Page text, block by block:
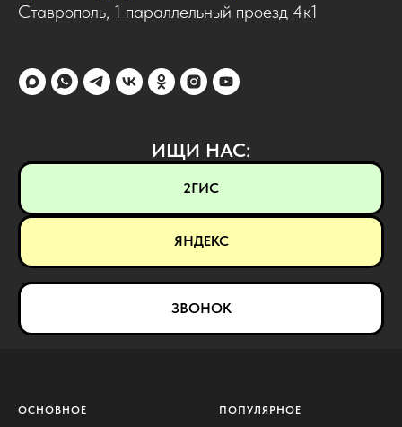
Ставрополь, 1 параллельный проезд 4к1
ИЩИ НАС:
2ГИС
ЯНДЕКС
ЗВОНОК
ОСНОВНОЕ ПОПУЛЯРНОЕ